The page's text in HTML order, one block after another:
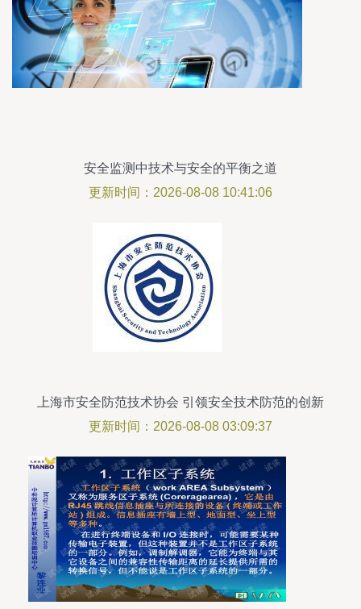
安全监测中技术与安全的平衡之道
更新时间：2026-08-08 10:41:06
上海市安全防范技术协会 引领安全技术防范的创新
与发展
更新时间：2026-08-08 03:09:37